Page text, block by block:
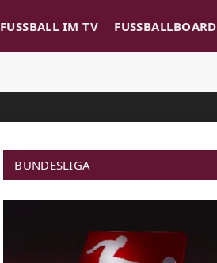
FUSSBALL IM TV FUSSBALLBOARD
BUNDESLIGA